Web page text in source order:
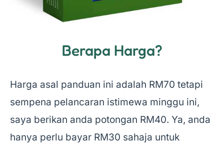
Berapa Harga?
Harga asal panduan ini adalah RM70 tetapi
sempena pelancaran istimewa minggu ini,
saya berikan anda potongan RM40. Ya, anda
hanya perlu bayar RM30 sahaja untuk